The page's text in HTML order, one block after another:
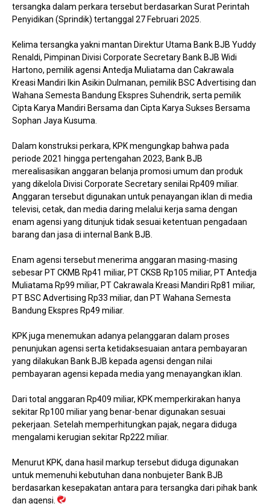
tersangka dalam perkara tersebut berdasarkan Surat Perintah
Penyidikan (Sprindik) tertanggal 27 Februari 2025.
Kelima tersangka yakni mantan Direktur Utama Bank BJB Yuddy
Renaldi, Pimpinan Divisi Corporate Secretary Bank BJB Widi
Hartono, pemilik agensi Antedja Muliatama dan Cakrawala
Kreasi Mandiri Ikin Asikin Dulmanan, pemilik BSC Advertising dan
Wahana Semesta Bandung Ekspres Suhendrik, serta pemilik
Cipta Karya Mandiri Bersama dan Cipta Karya Sukses Bersama
Sophan Jaya Kusuma.
Dalam konstruksi perkara, KPK mengungkap bahwa pada
periode 2021 hingga pertengahan 2023, Bank BJB
merealisasikan anggaran belanja promosi umum dan produk
yang dikelola Divisi Corporate Secretary senilai Rp409 miliar.
Anggaran tersebut digunakan untuk penayangan iklan di media
televisi, cetak, dan media daring melalui kerja sama dengan
enam agensi yang ditunjuk tidak sesuai ketentuan pengadaan
barang dan jasa di internal Bank BJB.
Enam agensi tersebut menerima anggaran masing-masing
sebesar PT CKMB Rp41 miliar, PT CKSB Rp105 miliar, PT Antedja
Muliatama Rp99 miliar, PT Cakrawala Kreasi Mandiri Rp81 miliar,
PT BSC Advertising Rp33 miliar, dan PT Wahana Semesta
Bandung Ekspres Rp49 miliar.
KPK juga menemukan adanya pelanggaran dalam proses
penunjukan agensi serta ketidaksesuaian antara pembayaran
yang dilakukan Bank BJB kepada agensi dengan nilai
pembayaran agensi kepada media yang menayangkan iklan.
Dari total anggaran Rp409 miliar, KPK memperkirakan hanya
sekitar Rp100 miliar yang benar-benar digunakan sesuai
pekerjaan. Setelah memperhitungkan pajak, negara diduga
mengalami kerugian sekitar Rp222 miliar.
Menurut KPK, dana hasil markup tersebut diduga digunakan
untuk memenuhi kebutuhan dana nonbujeter Bank BJB
berdasarkan kesepakatan antara para tersangka dari pihak bank
dan agensi.